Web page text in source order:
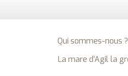
Qui sommes-nous ?
La mare d’Agil la